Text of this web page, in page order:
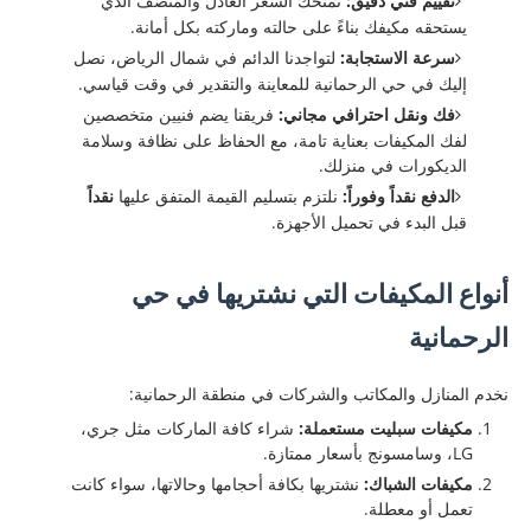
يستحقه مكيفك بناءً على حالته وماركته بكل أمانة.
سرعة الاستجابة:لتواجدنا الدائم في شمال الرياض، نصل
إليك في حي الرحمانية للمعاينة والتقدير في وقت قياسي.
فك ونقل احترافي مجاني:فريقنا يضم فنيين متخصصين
لفك المكيفات بعناية تامة، مع الحفاظ على نظافة وسلامة
الديكورات في منزلك.
الدفع نقداً وفوراً:نلتزم بتسليم القيمة المتفق عليها نقداً
قبل البدء في تحميل الأجهزة.
أنواع المكيفات التي نشتريها في حي
الرحمانية
​نخدم المنازل والمكاتب والشركات في منطقة الرحمانية:
مكيفات سبليت مستعملة:شراء كافة الماركات مثل جري،
LG، وسامسونج بأسعار ممتازة.
مكيفات الشباك:نشتريها بكافة أحجامها وحالاتها، سواء كانت
تعمل أو معطلة.